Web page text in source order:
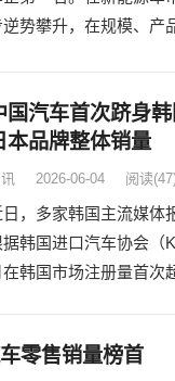
逆势攀升，在规模、产
国汽车首次跻身
本品牌整体销量
2026-06-04 阅读
，多家韩国主流媒体
据韩国进口汽车协会（
在韩国市场注册量首次
零售销量榜首